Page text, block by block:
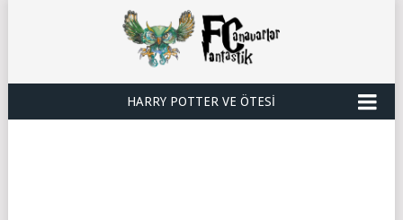
HARRY POTTER VE ÖTESI